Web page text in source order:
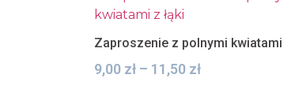
Zaproszenie z polnymi kwiatami
9,00 zł – 11,50 zł